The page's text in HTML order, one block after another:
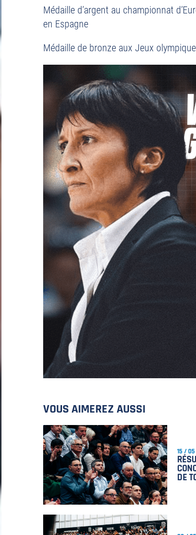
Médaille d’argent au championnat
en Espagne
Médaille de bronze aux Jeux
VOUS AIMEREZ AUSSI
15 /
DE